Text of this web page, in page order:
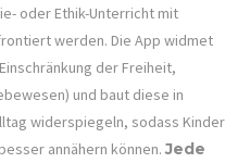
oder Ethik-Unterricht mit
werden. Die App widmet
der Freiheit,
und baut diese in
widerspiegeln, sodass Kinder
annähern können.Jede